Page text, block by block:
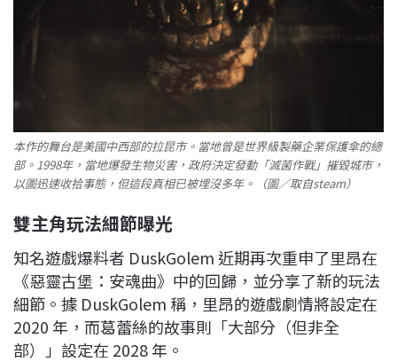
本作的舞台是美國中西部的拉昆市。當地曾是世界級製藥企業保護傘的總
部。1998年，當地爆發生物災害，政府決定發動「滅菌作戰」摧毀城市，
以圖迅速收拾事態，但這段真相已被埋沒多年。（圖／取自steam）
雙主角玩法細節曝光
知名遊戲爆料者 DuskGolem 近期再次重申了里昂在
《惡靈古堡：安魂曲》中的回歸，並分享了新的玩法
細節。據 DuskGolem 稱，里昂的遊戲劇情將設定在
2020 年，而葛蕾絲的故事則「大部分（但非全
部）」設定在 2028 年。